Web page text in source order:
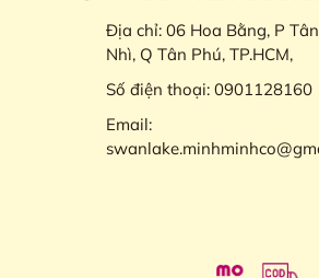
Địa chỉ: 06 Hoa Bằng, P
Nhì, Q Tân Phú, TP.HCM,
Số điện thoại: 0901128160
Email: